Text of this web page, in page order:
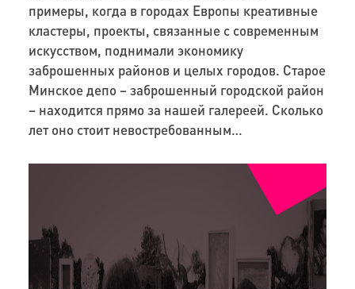
примеры, когда в городах Европы креативные
кластеры, проекты, связанные с современным
искусством, поднимали экономику
заброшенных районов и целых городов. Старое
Минское депо – заброшенный городской район
– находится прямо за нашей галереей. Сколько
лет оно стоит невостребованным…